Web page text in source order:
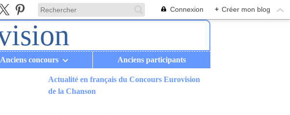
Connexion + Créer mon blog
Anciens concours Anciens participants
Actualité en français du Concours Eurovision
de la Chanson